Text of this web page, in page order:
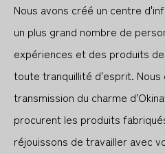
Nous avons créé un centre
un plus grand nombre de
expériences et des produits de
toute tranquillité d'esprit. Nous
transmission du charme
procurent les produits
réjouissons de travailler avec